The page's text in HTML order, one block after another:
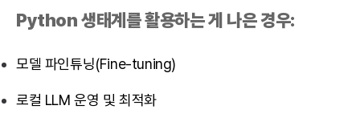
Python 생태계를 활용하는 게 나은 경우:
모델 파인튜닝(Fine-tuning)
로컬 LLM 운영 및 최적화